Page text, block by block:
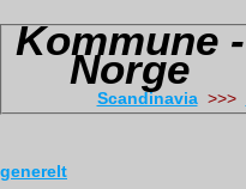
Kommune -
Norge
Scandinavia>>>
generelt